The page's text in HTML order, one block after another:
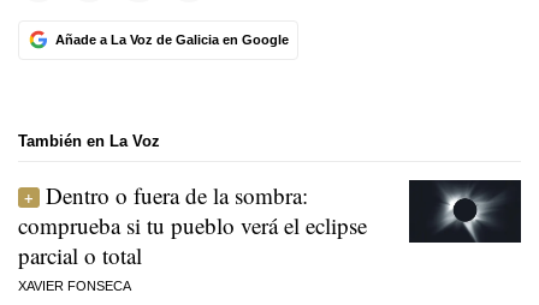
Añade a La Voz de Galicia en Google
También en La Voz
Dentro o fuera de la sombra:
comprueba si tu pueblo verá el eclipse
parcial o total
XAVIER FONSECA